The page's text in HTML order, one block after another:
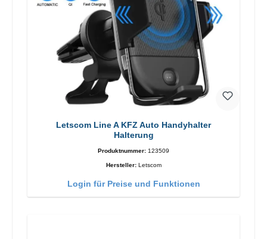
Letscom Line A KFZ Auto Handyhalter
Halterung
Produktnummer: 123509
Hersteller: Letscom
Login für Preise und Funktionen